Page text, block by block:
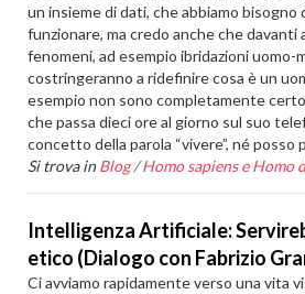
un insieme di dati, che abbiamo bisogno
funzionare, ma credo anche che davanti
fenomeni, ad esempio ibridazioni uomo-
costringeranno a ridefinire cosa è un
esempio non sono completamente
che passa dieci ore al giorno sul suo
concetto della parola “vivere”, né posso
Si trova in Blog /Homo sapiens e Homo
Intelligenza Artificiale:
etico (Dialogo con Fabrizio
Ci avviamo rapidamente verso una vita